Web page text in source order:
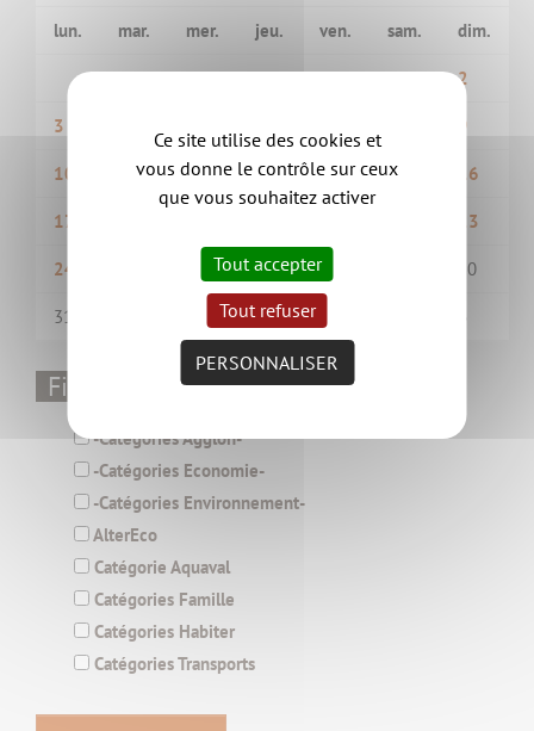
lun. mar. mer. jeu. ven. sam. dim.
1 2
3 9
10 11 12 13 14 15 16
17 23
24 27 28 30
31 3
Filtrer par thématique
-Catégories Aggloh-
-Catégories Economie-
-Catégories Environnement-
AlterEco
Catégorie Aquaval
Catégories Famille
Catégories Habiter
Catégories Transports
Ce site utilise des cookies et
vous donne le contrôle sur ceux
que vous souhaitez activer
Tout accepter
Tout refuser
PERSONNALISER